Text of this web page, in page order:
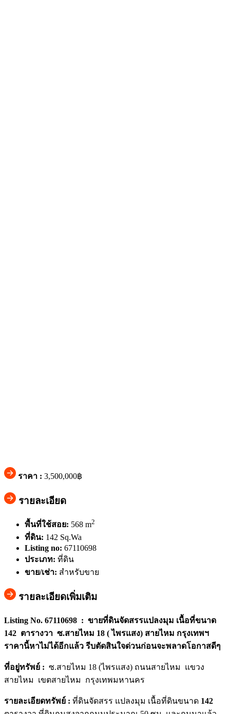
ราคา : 3,500,000฿
รายละเอียด
พื้นที่ใช้สอย: 568 m2
ที่ดิน: 142 Sq.Wa
Listing no: 67110698
ประเภท: ที่ดิน
ขาย/เช่า: สำหรับขาย
รายละเอียดเพิ่มเติม
Listing No. 67110698 : ขายที่ดินจัดสรรแปลงมุม เนื้อที่ขนาด
142 ตารางวา ซ.สายไหม 18 ( ไพรแสง) สายไหม กรุงเทพฯ
ราคานี้หาไม่ได้อีกแล้ว รีบตัดสินใจด่วนก่อนจะพลาดโอกาสดีๆ
ที่อยู่ทรัพย์ : ซ.สายไหม 18 (ไพรแสง) ถนนสายไหม แขวง
สายไหม เขตสายไหม กรุงเทพมหานคร
รายละเอียดทรัพย์ : ที่ดินจัดสรร แปลงมุม เนื้อที่ดินขนาด 142